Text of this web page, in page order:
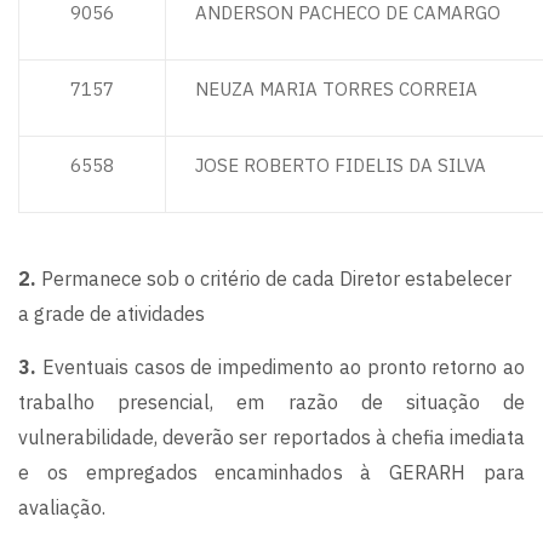
9056 ANDERSON PACHECO DE CAMARGO
7157 NEUZA MARIA TORRES CORREIA
6558 JOSE ROBERTO FIDELIS DA SILVA
2. Permanece sob o critério de cada Diretor estabelecer
a grade de atividades
3. Eventuais casos de impedimento ao pronto retorno ao
trabalho presencial, em razão de situação de
vulnerabilidade, deverão ser reportados à chefia imediata
e os empregados encaminhados à GERARH para
avaliação.